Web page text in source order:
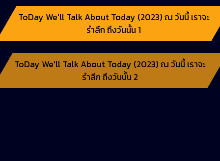
ToDay We'll Talk About Today (2023) ณ วันนี้ เราจะ
รำลึก ถึงวันนั้น 1
ToDay We'll Talk About Today (2023) ณ วันนี้ เราจะ
รำลึก ถึงวันนั้น 2